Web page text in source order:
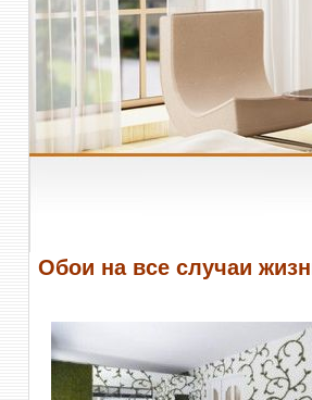
Обои на все случаи